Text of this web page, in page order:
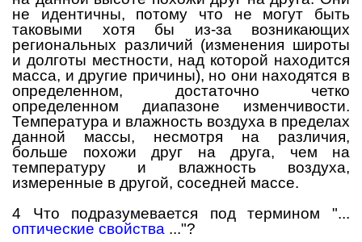
не идентичны, потому что не могут быть
таковыми хотя бы из-за возникающих
региональных различий (изменения широты
и долготы местности, над которой находится
масса, и другие причины), но они находятся в
определенном, достаточно четко
определенном диапазоне изменчивости.
Температура и влажность воздуха в пределах
данной массы, несмотря на различия,
больше похожи друг на друга, чем на
температуру и влажность воздуха,
измеренные в другой, соседней массе.
4 Что подразумевается под термином "...
оптические свойства ..."?